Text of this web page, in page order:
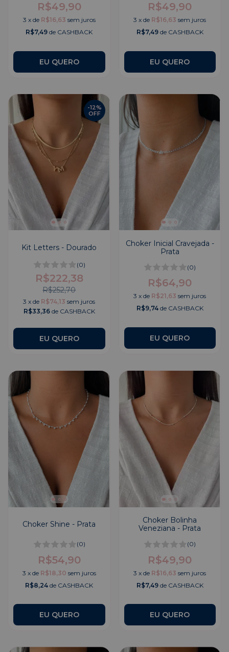
R$49,90
3 x de R$16,63 sem juros
R$7,49 de CASHBACK
R$49,90
3 xde R$16,63 sem juros
R$7,49de CASHBACK
Kit Letters - Dourado
(0)
R$222,38
-12%
OFF
R$252,70
3 xde R$74,13 sem juros
R$33,36de CASHBACK
EU QUERO
Choker Inicial Cravejada -
Prata
(0)
R$64,90
3 xde R$21,63 sem juros
R$9,74de CASHBACK
EU QUERO
Choker Shine - Prata
(0)
R$54,90
3 x de R$18,30 sem juros
R$8,24 de CASHBACK
Choker Bolinha
Veneziana - Prata
(0)
R$49,90
3 xde R$16,63 sem juros
R$7,49de CASHBACK